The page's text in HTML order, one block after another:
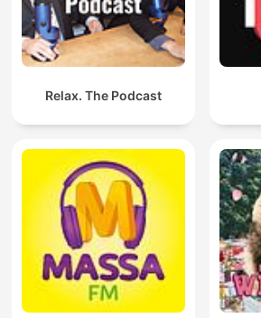
Relax. The Podcast